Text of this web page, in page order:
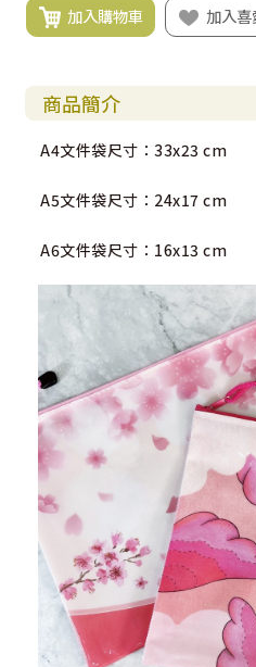
加入購物車 加入
商品簡介
A4文件袋尺寸：33x23 cm
A5文件袋尺寸：24x17 cm
A6文件袋尺寸：16x13 cm